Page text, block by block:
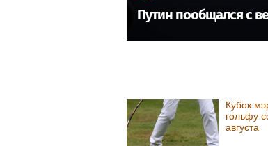
Путин пообщался с
Кубок
гольфу
августа